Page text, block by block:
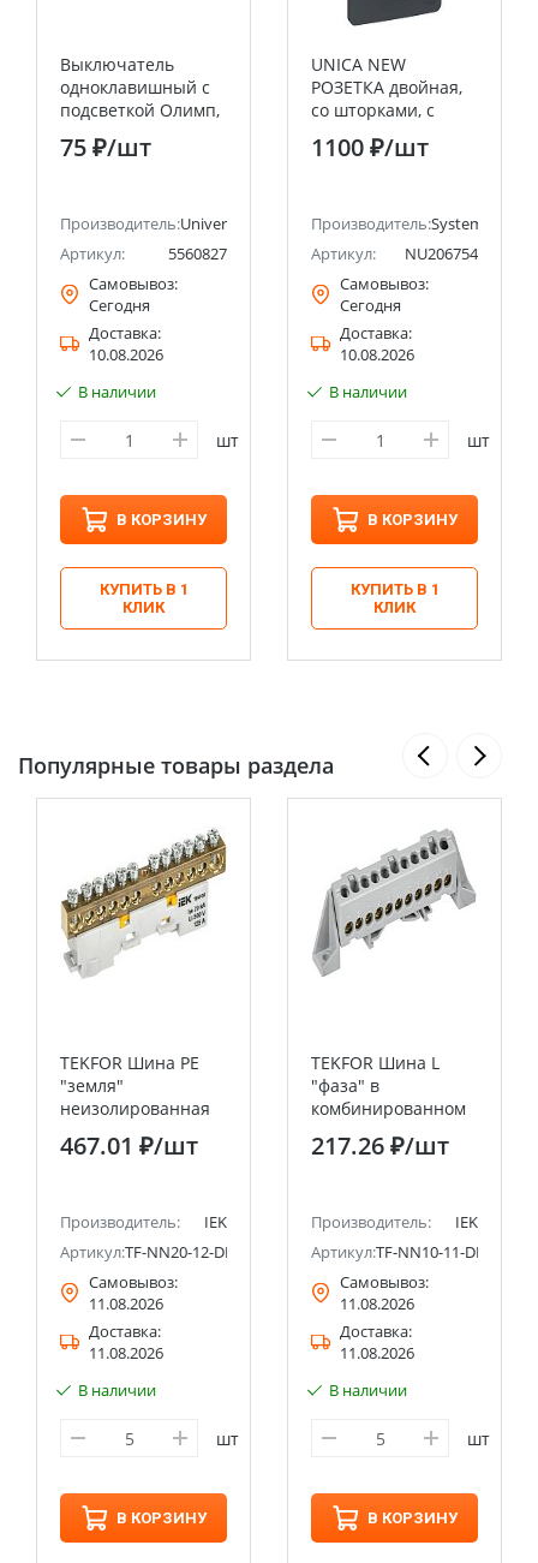
(ранее Schneider Electric)
Выключатель
одноклавишный с
подсветкой Олимп,
открытой
установки, 10А,
75 ₽/шт
Производитель:Universal
Артикул:
5560827
Самовывоз:
Сегодня
Доставка:
10.08.2026
В наличии
шт
В КОРЗИНУ
КУПИТЬ В 1
КЛИК
UNICA NEW
РОЗЕТКА двойная,
со шторками, с
заземлением,
винтовой
(Schneider Electric)
1100 ₽/шт
Производитель:Systeme
Артикул:
NU206754
Самовывоз:
Сегодня
Доставка:
10.08.2026
В наличии
шт
В КОРЗИНУ
КУПИТЬ В 1
КЛИК
Популярные товары раздела
TEKFOR Шина PE
"земля"
неизолированная
на универсальном
держателе 8х12-12-
467.01 ₽/шт
Производитель:
IEK
Артикул:TF-NN20-12-DL-K05
Самовывоз:
11.08.2026
Доставка:
11.08.2026
В наличии
шт
В КОРЗИНУ
TEKFOR Шина L
"фаза" в
комбинированном
DIN-изоляторе
"Стойка" 6х9-11-Ср
217.26 ₽/шт
Производитель:
IEK
Артикул:TF-NN10-11-DP-K03
Самовывоз:
11.08.2026
Доставка:
11.08.2026
В наличии
шт
В КОРЗИНУ